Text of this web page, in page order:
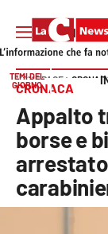
SEZIONI
Cronaca
Politica
Vai
TEMI DEL
GIORNO
HOME PAGE
CRONACA
Appalto
borse e